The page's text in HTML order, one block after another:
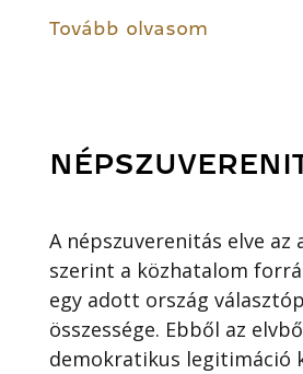
Tovább olvasom
A népszuverenitás elve az
szerint a közhatalom
egy adott ország
összessége. Ebből az
demokratikus legitimáció